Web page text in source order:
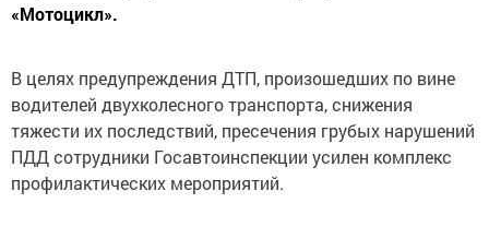
«Мотоцикл».
В целях предупреждения ДТП, произошедших по вине
водителей двухколесного транспорта, снижения
тяжести их последствий, пресечения грубых нарушений
ПДД сотрудники Госавтоинспекции усилен комплекс
профилактических мероприятий.